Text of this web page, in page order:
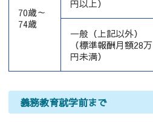
70歳～
74歳
円以上）
一般（上記以外）
（標準報酬月額28万
円未満）
義務教育就学前まで